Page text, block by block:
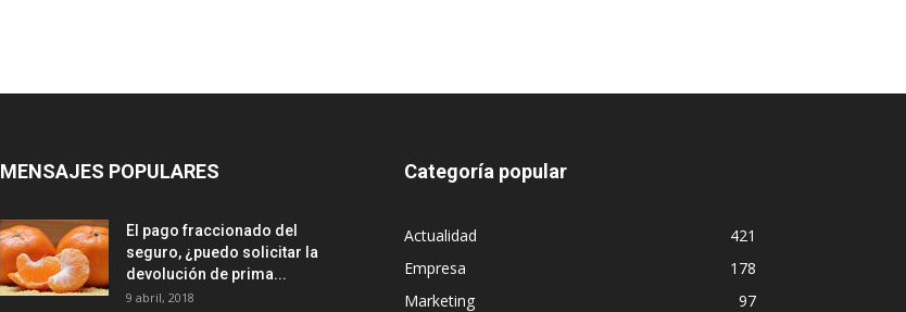
MENSAJES POPULARES
El pago fraccionado del
seguro, ¿puedo solicitar la
devolución de prima...
9 abril, 2018
Categoría popular
Actualidad
421
Empresa
178
Marketing
97